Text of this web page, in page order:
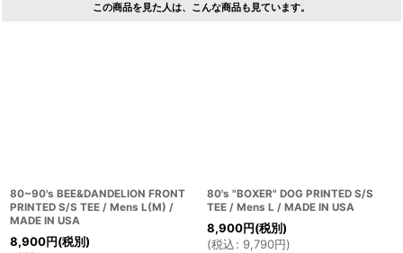
この商品を見た人は、こんな商品も見ています。
80~90's BEE&DANDELION FRONT
PRINTED S/S TEE / Mens L(M) /
MADE IN USA
8,900円(税別)
80's "BOXER" DOG PRINTED S/S
TEE / Mens L / MADE IN USA
8,900円(税別)
(税込: 9,790円)